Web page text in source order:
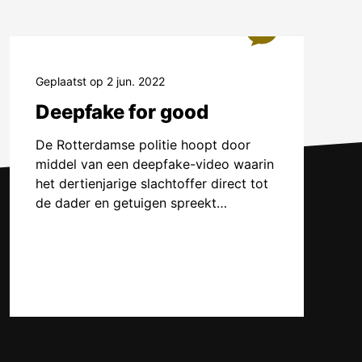
Geplaatst op 2 jun. 2022
Deepfake for good
De Rotterdamse politie hoopt door
middel van een deepfake-video waarin
het dertienjarige slachtoffer direct tot
de dader en getuigen spreekt…
komen.
In de
pas
beelden